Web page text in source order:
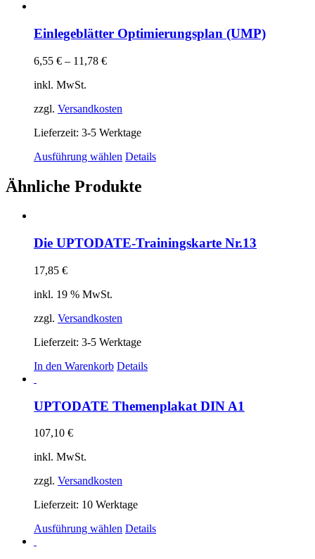
mehrere
Varianten
Produktseite
werden
Einlegeblätter Optimierungsplan (UMP)
6,55 € – 11,78 €
inkl. MwSt.
zzgl. Versandkosten
Lieferzeit: 3-5 Werktage
Ausführung wählen Dieses
weist
mehrere
Optionen
Details
Ähnliche Produkte
Die UPTODATE-Trainingskarte Nr.13
17,85 €
inkl. 19 % MwSt.
zzgl. Versandkosten
Lieferzeit: 3-5 Werktage
In den Warenkorb Details
UPTODATE Themenplakat DIN A1
107,10 €
inkl. MwSt.
zzgl. Versandkosten
Lieferzeit: 10 Werktage
Ausführung wählen Dieses
Details